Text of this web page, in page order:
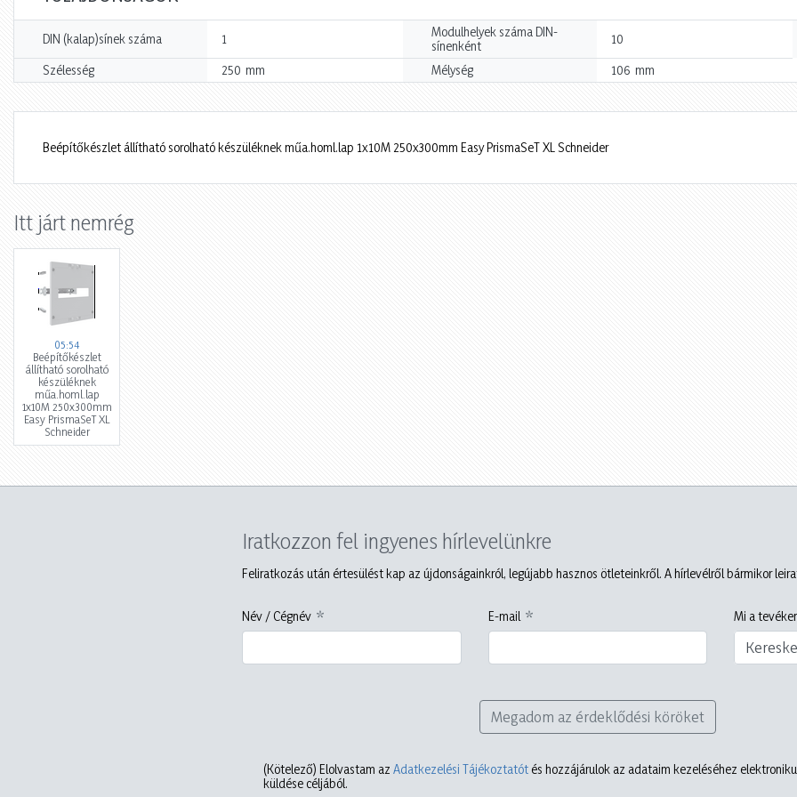
DIN (kalap)sínek száma 1
Modulhelyek száma DIN-
sínenként
10
Szélesség 250 mm Mélység 106 mm
Beépítőkészlet állítható sorolható készüléknek műa.homl.lap 1x10M 250x300mm Easy PrismaSeT XL Schneider
Itt járt nemrég
05:54
Beépítőkészlet
állítható sorolható
készüléknek
műa.homl.lap
1x10M 250x300mm
Easy PrismaSeT XL
Schneider
Iratkozzon fel ingyenes hírlevelünkre
Feliratkozás után értesülést kap az újdonságainkról, legújabb hasznos ötleteinkről. A hírlevélről bármikor
Név / Cégnév E-mail Mi a
Megadom az érdeklődési köröket
(Kötelező) Elolvastam az Adatkezelési Tájékoztatót és hozzájárulok az adataim kezeléséhez
küldése céljából.